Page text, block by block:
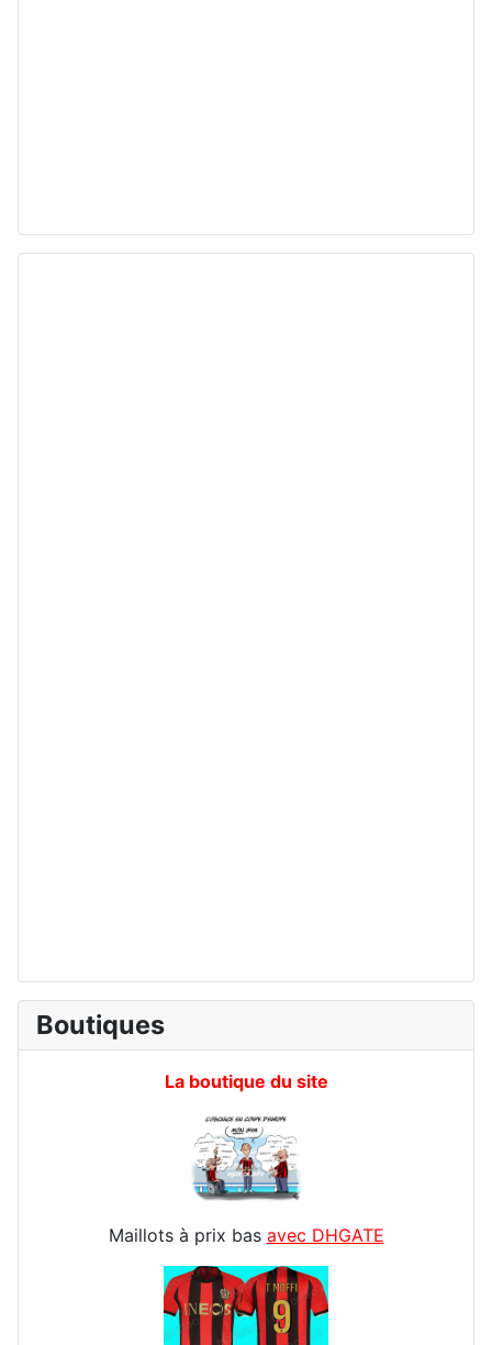
Boutiques
La boutique du site
Maillots à prix bas avec DHGATE